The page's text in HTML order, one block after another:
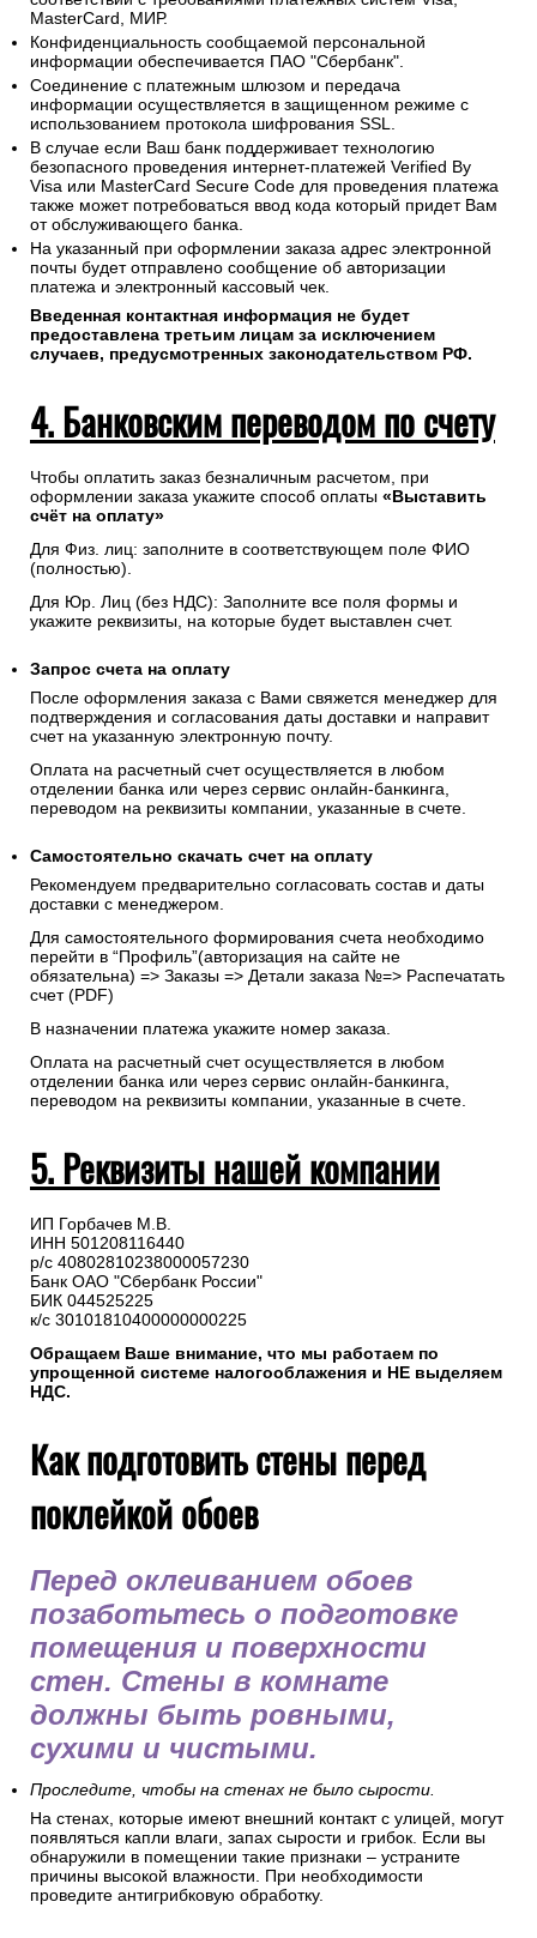
MasterCard, МИР.
Конфиденциальность сообщаемой персональной
информации обеспечивается ПАО "Сбербанк".
Соединение с платежным шлюзом и передача
информации осуществляется в защищенном режиме с
использованием протокола шифрования SSL.
В случае если Ваш банк поддерживает технологию
безопасного проведения интернет-платежей Verified By
Visa или MasterCard Secure Code для проведения платежа
также может потребоваться ввод кода который придет Вам
от обслуживающего банка.
На указанный при оформлении заказа адрес электронной
почты будет отправлено сообщение об авторизации
платежа и электронный кассовый чек.
Введенная контактная информация не будет
предоставлена третьим лицам за исключением
случаев, предусмотренных законодательством РФ.
4. Банковским переводом по счету
Чтобы оплатить заказ безналичным расчетом, при
оформлении заказа укажите способ оплаты «Выставить
счёт на оплату»
Для Физ. лиц: заполните в соответствующем поле ФИО
(полностью).
Для Юр. Лиц (без НДС): Заполните все поля формы и
укажите реквизиты, на которые будет выставлен счет.
Запрос счета на оплату
После оформления заказа с Вами свяжется менеджер для
подтверждения и согласования даты доставки и направит
счет на указанную электронную почту.
Оплата на расчетный счет осуществляется в любом
отделении банка или через сервис онлайн-банкинга,
переводом на реквизиты компании, указанные в счете.
Самостоятельно скачать счет на оплату
Рекомендуем предварительно согласовать состав и даты
доставки с менеджером.
Для самостоятельного формирования счета необходимо
перейти в “Профиль”(авторизация на сайте не
обязательна) => Заказы => Детали заказа №=> Распечатать
счет (PDF)
В назначении платежа укажите номер заказа.
Оплата на расчетный счет осуществляется в любом
отделении банка или через сервис онлайн-банкинга,
переводом на реквизиты компании, указанные в счете.
5. Реквизиты нашей компании
ИП Горбачев М.В.
ИНН 501208116440
р/с 40802810238000057230
Банк ОАО "Сбербанк России"
БИК 044525225
к/с 30101810400000000225
Обращаем Ваше внимание, что мы работаем по
упрощенной системе налогооблажения и НЕ выделяем
НДС.
Как подготовить стены перед
поклейкой обоев
Перед оклеиванием обоев
позаботьтесь о подготовке
помещения и поверхности
стен. Стены в комнате
должны быть ровными,
сухими и чистыми.
Проследите, чтобы на стенах не было сырости.
На стенах, которые имеют внешний контакт с улицей, могут
появляться капли влаги, запах сырости и грибок. Если вы
обнаружили в помещении такие признаки – устраните
причины высокой влажности. При необходимости
проведите антигрибковую обработку.